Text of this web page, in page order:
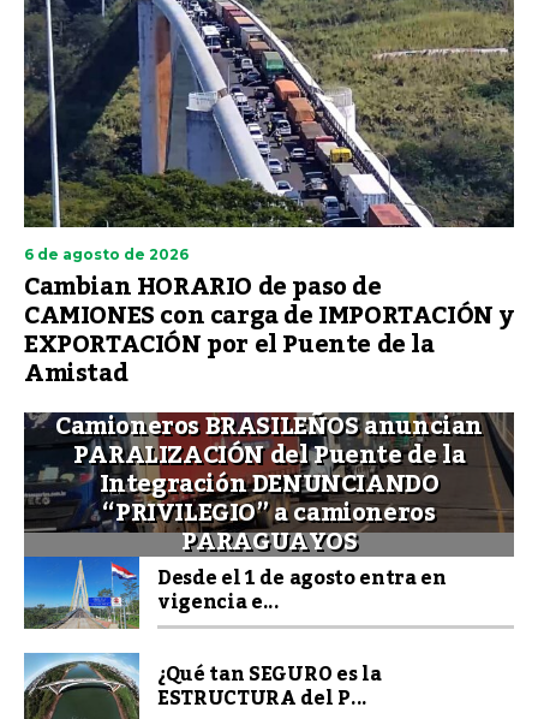
6 de agosto de 2026
Cambian HORARIO de paso de
CAMIONES con carga de IMPORTACIÓN y
EXPORTACIÓN por el Puente de la
Amistad
Camioneros BRASILEÑOS anuncian
PARALIZACIÓN del Puente de la
Integración DENUNCIANDO
“PRIVILEGIO” a camioneros
PARAGUAYOS
Desde el 1 de agosto entra en
vigencia e...
¿Qué tan SEGURO es la
ESTRUCTURA del P...